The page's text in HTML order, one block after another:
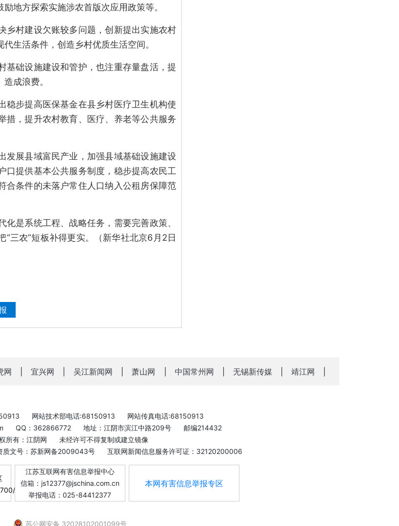
地方探索实施涉农首版次应用政策等。
乡村建设欠账较多问题，创新提出实施农村
生活条件，创造乡村优质生活空间。
基础设施建设和管护，也注重存量盘活，提
成浪费。
稳步提高医保基金在县乡村医疗卫生机构使
措，提升农村教育、医疗、养老等公共服务
发展县域富民产业，加强县域基础设施建设
口提供基本公共服务制度，稳步提高农民工
合条件的未落户常住人口纳入公租房保障范
是系统工程、战略任务，需要完善政策、
三农”短板补得更实。（新华社北京6月2日
网 宜兴网 吴江新闻网 萧山网 中国常州网 无锡新传媒 靖江网
网站技术部电话:68150913
网站传真电话:68150913
QQ：362866772 地址：江阴市滨江中路209号
邮编214432
所有：江阴网
未经许可不得复制或建立镜像
质文号：苏新网备2009043号 互联网新闻信息服务许可证：32120200006
江苏互联网有害信息举报中心
信箱：js12377@jschina.com.cn
举报电话：025-84412377
本网有害信息举报专区
苏公网安备 32028102001099号